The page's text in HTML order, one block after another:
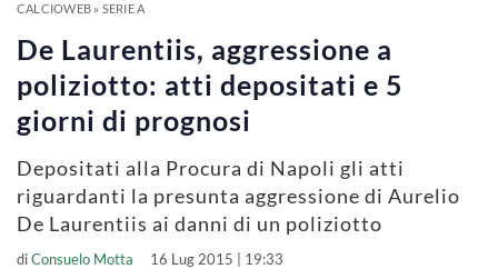
CALCIOWEB» SERIE A
De Laurentiis, aggressione a
poliziotto: atti depositati e 5
giorni di prognosi
Depositati alla Procura di Napoli gli atti
riguardanti la presunta aggressione di Aurelio
De Laurentiis ai danni di un poliziotto
diConsuelo Motta 16 Lug 2015 | 19:33